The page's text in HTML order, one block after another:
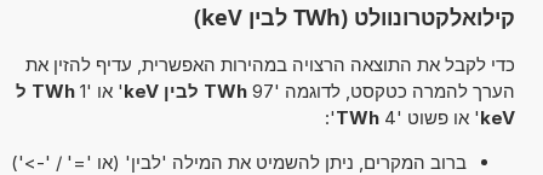
קילואלקטרונוולט (TWh לבין keV)
כדי לקבל את התוצאה הרצויה במהירות האפשרית, עדיף להזין את
הערך להמרה כטקסט, לדוגמה '97
TWh לבין keV ' או '1
TWh ל
keV' או פשוט '4 TWh
':
ברוב המקרים, ניתן להשמיט את המילה 'לבין' (או '=' / '->')